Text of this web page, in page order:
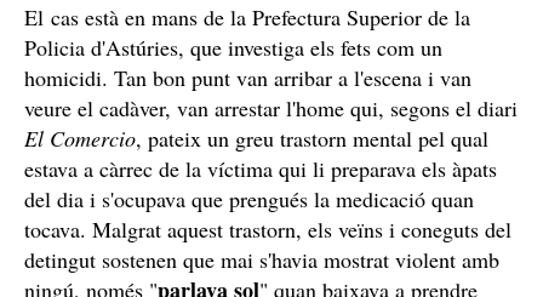
El cas està en mans de la Prefectura Superior de la
Policia d'Astúries, que investiga els fets com un
homicidi. Tan bon punt van arribar a l'escena i van
veure el cadàver, van arrestar l'home qui, segons el diari
El Comercio, pateix un greu trastorn mental pel qual
estava a càrrec de la víctima qui li preparava els àpats
del dia i s'ocupava que prengués la medicació quan
tocava. Malgrat aquest trastorn, els veïns i coneguts del
detingut sostenen que mai s'havia mostrat violent amb
ningú, només "parlava sol" quan baixava a prendre